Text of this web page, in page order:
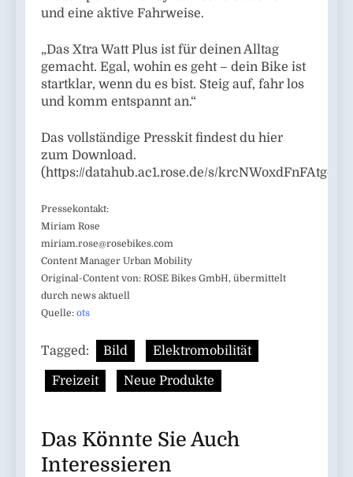
und eine aktive Fahrweise.
„Das Xtra Watt Plus ist für deinen Alltag
gemacht. Egal, wohin es geht – dein Bike ist
startklar, wenn du es bist. Steig auf, fahr los
und komm entspannt an.“
Das vollständige Presskit findest du hier
zum Download.
(https://datahub.ac1.rose.de/s/krcNWoxdFnFAtgd)
Pressekontakt:
Miriam Rose
miriam.rose@rosebikes.com
Content Manager Urban Mobility
Original-Content von: ROSE Bikes GmbH, übermittelt
durch news aktuell
Quelle: ots
Tagged: Bild Elektromobilität
Freizeit Neue Produkte
Das Könnte Sie Auch
Interessieren